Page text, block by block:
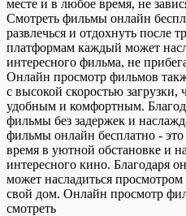
месте и в любое время, не
Смотреть фильмы онлайн
развлечься и отдохнуть после
платформам каждый может
интересного фильма, не
Онлайн просмотр фильмов
с высокой скоростью загрузки,
удобным и комфортным.
фильмы без задержек и
фильмы онлайн бесплатно -
время в уютной обстановке и
интересного кино. Благодаря
может насладиться
свой дом. Онлайн просмотр
смотреть